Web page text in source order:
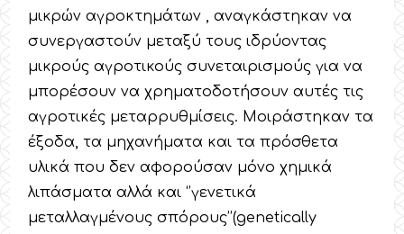
μικρών αγροκτημάτων , αναγκάστηκαν να
συνεργαστούν μεταξύ τους ιδρύοντας
μικρούς αγροτικούς συνεταιρισμούς για να
μπορέσουν να χρηματοδοτήσουν αυτές τις
αγροτικές μεταρρυθμίσεις. Μοιράστηκαν τα
έξοδα, τα μηχανήματα και τα πρόσθετα
υλικά που δεν αφορούσαν μόνο χημικά
λιπάσματα αλλά και ‘’γενετικά
μεταλλαγμένους σπόρους’’(genetically